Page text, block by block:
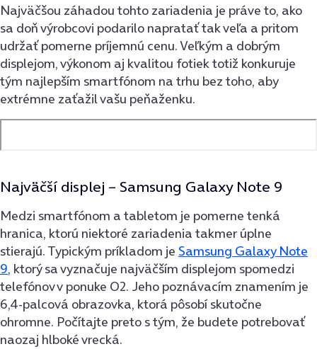
Najväčšou záhadou tohto zariadenia je práve to, ako
sa doň výrobcovi podarilo napratať tak veľa a pritom
udržať pomerne príjemnú cenu. Veľkým a dobrým
displejom, výkonom aj kvalitou fotiek totiž konkuruje
tým najlep­ším smartfónom na trhu bez toho, aby
extrémne zaťažil vašu peňaženku.
Najväčší displej – Samsung Galaxy Note 9
Medzi smartfónom a tabletom je pomerne tenká
hranica, ktorú niektoré zariadenia takmer úplne
stierajú. Typickým príkladom je Samsung Galaxy Note
9, ktorý sa vyznačuje najväčším displejom spomedzi
telefónov v ponuke O2. Jeho poznávacím znamením je
6,4-palcová obrazovka, ktorá pôsobí skutočne
ohromne. Počítajte preto s tým, že budete potrebovať
naozaj hlboké vrecká.